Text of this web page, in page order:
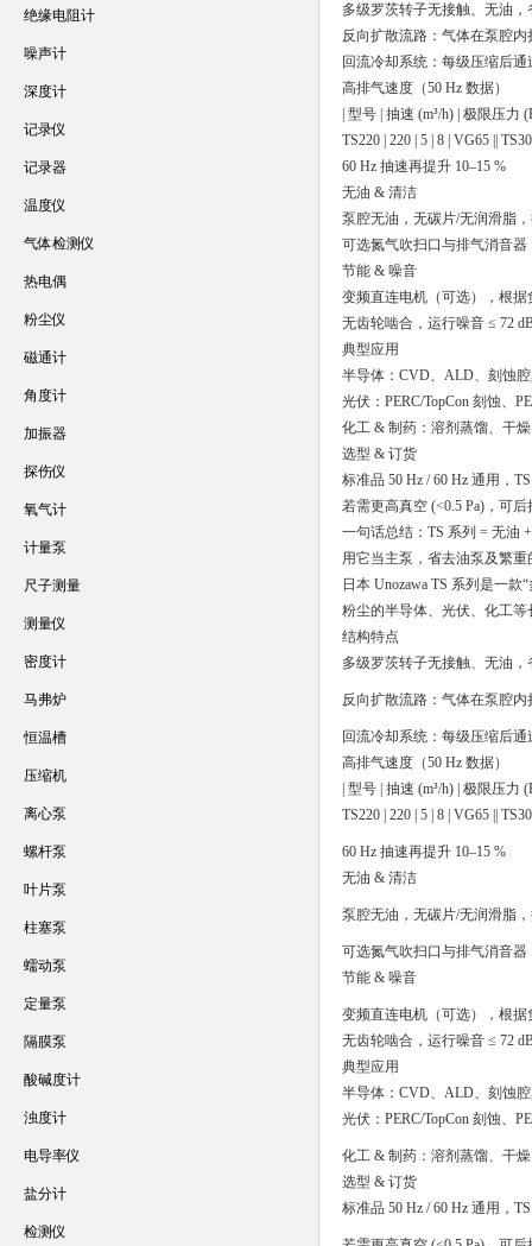
多级罗茨转子无接触、无油，
反向扩散流路：气体在泵腔
回流冷却系统：每级压缩后
高排气速度（50 Hz 数据）
| 型号 | 抽速 (m³/h) | 极限压力
TS220 | 220 | 5 | 8 | VG65 ||
60 Hz 抽速再提升 10–15 %
无油 & 清洁
泵腔无油，无碳片/无润滑脂
可选氮气吹扫口与排气消音
节能 & 噪音
变频直连电机（可选），根据
无齿轮啮合，运行噪音 ≤ 72
典型应用
半导体：CVD、ALD、刻蚀
光伏：PERC/TopCon 刻蚀、
化工 & 制药：溶剂蒸馏、干
选型 & 订货
标准品 50 Hz / 60 Hz 通用，
若需更高真空 (<0.5 Pa)，可
一句话总结：TS 系列 = 无油
用它当主泵，省去油泵及繁重
日本 Unozawa TS 系列是一
粉尘的半导体、光伏、化工等
结构特点
多级罗茨转子无接触、无油，
反向扩散流路：气体在泵腔
回流冷却系统：每级压缩后
高排气速度（50 Hz 数据）
| 型号 | 抽速 (m³/h) | 极限压力
TS220 | 220 | 5 | 8 | VG65 ||
60 Hz 抽速再提升 10–15 %
无油 & 清洁
泵腔无油，无碳片/无润滑脂
可选氮气吹扫口与排气消音
节能 & 噪音
变频直连电机（可选），根据
无齿轮啮合，运行噪音 ≤ 72
典型应用
半导体：CVD、ALD、刻蚀
光伏：PERC/TopCon 刻蚀、
化工 & 制药：溶剂蒸馏、干
选型 & 订货
标准品 50 Hz / 60 Hz 通用，
绝缘电阻计
噪声计
深度计
记录仪
记录器
温度仪
气体检测仪
热电偶
粉尘仪
磁通计
角度计
加振器
探伤仪
氧气计
计量泵
尺子测量
测量仪
密度计
马弗炉
恒温槽
压缩机
离心泵
螺杆泵
叶片泵
柱塞泵
蠕动泵
定量泵
隔膜泵
酸碱度计
浊度计
电导率仪
盐分计
检测仪